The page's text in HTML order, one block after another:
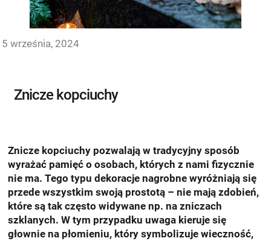
5 września, 2024
Znicze kopciuchy
Znicze kopciuchy pozwalają w tradycyjny sposób
wyrażać pamięć o osobach, których z nami fizycznie
nie ma. Tego typu dekoracje nagrobne wyróżniają się
przede wszystkim swoją prostotą – nie mają zdobień,
które są tak często widywane np. na zniczach
szklanych. W tym przypadku uwaga kieruje się
głownie na płomieniu, który symbolizuje wieczność,